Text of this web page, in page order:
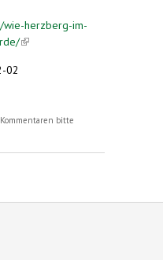
wie-herzberg-im-
(link is external)
02
zu „Esperanto-Stadt“
bitte